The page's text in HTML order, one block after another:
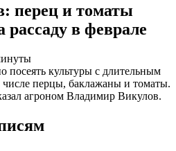
перец и томаты
рассаду в феврале
посеять культуры с длительным
перцы, баклажаны и томаты.
агроном Владимир Викулов.